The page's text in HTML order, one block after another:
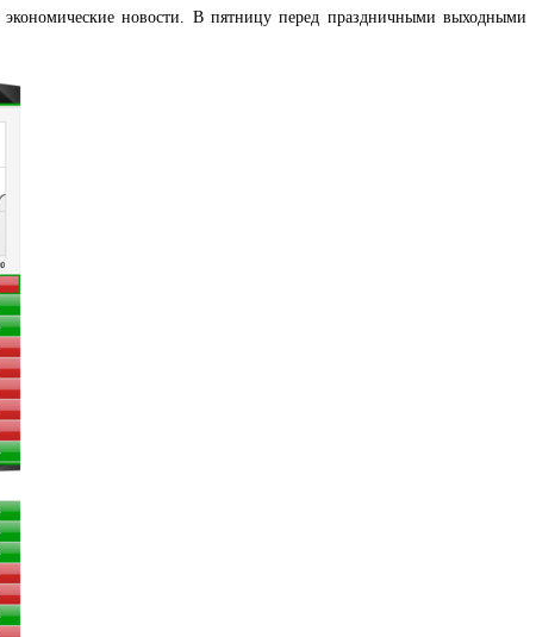
новости. В пятницу перед праздничными выходными